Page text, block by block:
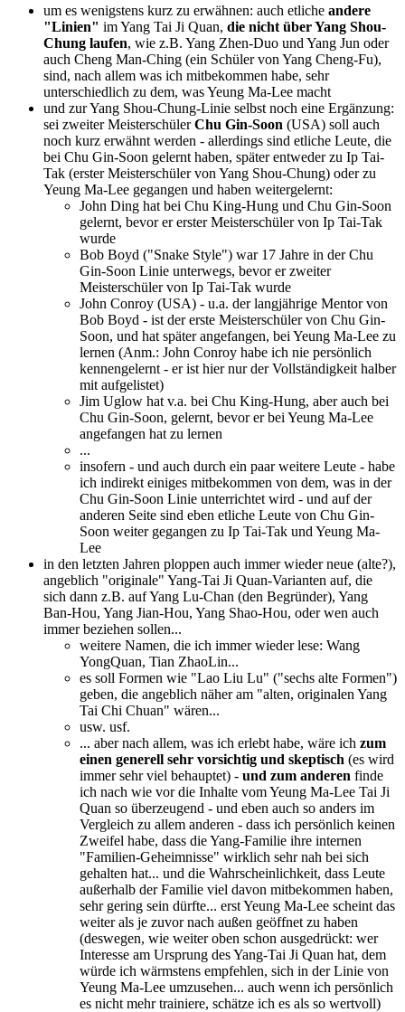
um es wenigstens kurz zu erwähnen: auch etliche andere
"Linien" im Yang Tai Ji Quan, die nicht über Yang Shou-
Chung laufen, wie z.B. Yang Zhen-Duo und Yang Jun oder
auch Cheng Man-Ching (ein Schüler von Yang Cheng-Fu),
sind, nach allem was ich mitbekommen habe, sehr
unterschiedlich zu dem, was Yeung Ma-Lee macht
und zur Yang Shou-Chung-Linie selbst noch eine Ergänzung:
sei zweiter MeisterschülerChu Gin-Soon (USA) soll auch
noch kurz erwähnt werden - allerdings sind etliche Leute, die
bei Chu Gin-Soon gelernt haben, später entweder zu Ip Tai-
Tak (erster Meisterschüler von Yang Shou-Chung) oder zu
Yeung Ma-Lee gegangen und haben weitergelernt:
John Ding hat bei Chu King-Hung und Chu Gin-Soon
gelernt, bevor er erster Meisterschüler von Ip Tai-Tak
wurde
Bob Boyd ("Snake Style") war 17 Jahre in der Chu
Gin-Soon Linie unterwegs, bevor er zweiter
Meisterschüler von Ip Tai-Tak wurde
John Conroy (USA) - u.a. der langjährige Mentor von
Bob Boyd - ist der erste Meisterschüler von Chu Gin-
Soon, und hat später angefangen, bei Yeung Ma-Lee zu
lernen (Anm.: John Conroy habe ich nie persönlich
kennengelernt - er ist hier nur der Vollständigkeit halber
mit aufgelistet)
Jim Uglow hat v.a. bei Chu King-Hung, aber auch bei
Chu Gin-Soon, gelernt, bevor er bei Yeung Ma-Lee
angefangen hat zu lernen
...
insofern - und auch durch ein paar weitere Leute - habe
ich indirekt einiges mitbekommen von dem, was in der
Chu Gin-Soon Linie unterrichtet wird - und auf der
anderen Seite sind eben etliche Leute von Chu Gin-
Soon weiter gegangen zu Ip Tai-Tak und Yeung Ma-
Lee
in den letzten Jahren ploppen auch immer wieder neue (alte?),
angeblich "originale" Yang-Tai Ji Quan-Varianten auf, die
sich dann z.B. auf Yang Lu-Chan (den Begründer), Yang
Ban-Hou, Yang Jian-Hou, Yang Shao-Hou, oder wen auch
immer beziehen sollen...
weitere Namen, die ich immer wieder lese: Wang
YongQuan, Tian ZhaoLin...
es soll Formen wie "Lao Liu Lu" ("sechs alte Formen")
geben, die angeblich näher am "alten, originalen Yang
Tai Chi Chuan" wären...
usw. usf.
... aber nach allem, was ich erlebt habe, wäre ich zum
einen generell sehr vorsichtig und skeptisch (es wird
immer sehr viel behauptet) - und zum anderen finde
ich nach wie vor die Inhalte vom Yeung Ma-Lee Tai Ji
Quan so überzeugend - und eben auch so anders im
Vergleich zu allem anderen - dass ich persönlich keinen
Zweifel habe, dass die Yang-Familie ihre internen
"Familien-Geheimnisse" wirklich sehr nah bei sich
gehalten hat... und die Wahrscheinlichkeit, dass Leute
außerhalb der Familie viel davon mitbekommen haben,
sehr gering sein dürfte... erst Yeung Ma-Lee scheint das
weiter als je zuvor nach außen geöffnet zu haben
(deswegen, wie weiter oben schon ausgedrückt: wer
Interesse am Ursprung des Yang-Tai Ji Quan hat, dem
würde ich wärmstens empfehlen, sich in der Linie von
Yeung Ma-Lee umzusehen... auch wenn ich persönlich
es nicht mehr trainiere, schätze ich es als so wertvoll)